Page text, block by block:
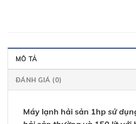
MÔ TẢ
ĐÁNH GIÁ (0)
Máy lạnh hải sản 1hp sử